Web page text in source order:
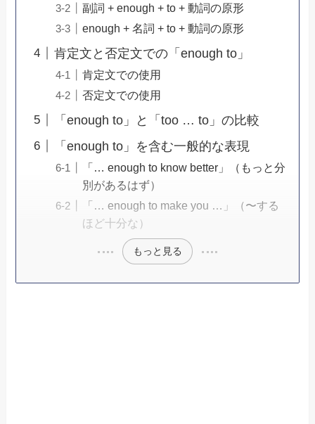
副詞 + enough + to + 動詞の原形
enough + 名詞 + to + 動詞の原形
肯定文と否定文での「enough to」
肯定文での使用
否定文での使用
「enough to」と「too … to」の比較
「enough to」を含む一般的な表現
「… enough to know better」（もっと分
別があるはず）
「… enough to make you …」（〜する
ほど十分な）
もっと見る